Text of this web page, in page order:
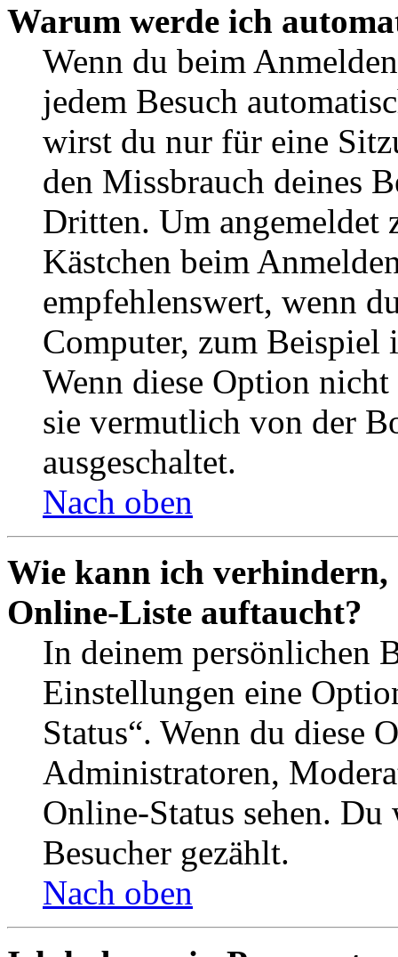
Warum werde ich
Wenn du beim
jedem Besuch
wirst du nur für eine
den Missbrauch deines
Dritten. Um angemeldet
Kästchen beim
empfehlenswert, wenn
Computer, zum Beispiel
Wenn diese Option
sie vermutlich von der
ausgeschaltet.
Nach oben
Wie kann ich verhindern,
Online-Liste auftaucht?
In deinem persönlichen
Einstellungen eine
Status“. Wenn du diese
Administratoren,
Online-Status sehen.
Besucher gezählt.
Nach oben